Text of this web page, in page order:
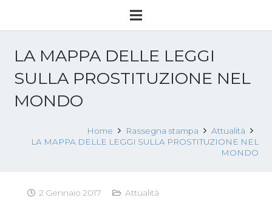
LA MAPPA DELLE LEGGI
SULLA PROSTITUZIONE NEL
MONDO
Home Rassegna stampa
Attualità
LA MAPPA DELLE LEGGI SULLA PROSTITUZIONE NEL
MONDO
2 Gennaio 2017 Attualità